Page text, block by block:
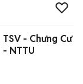
TSV - Chưng Cư
- NTTU